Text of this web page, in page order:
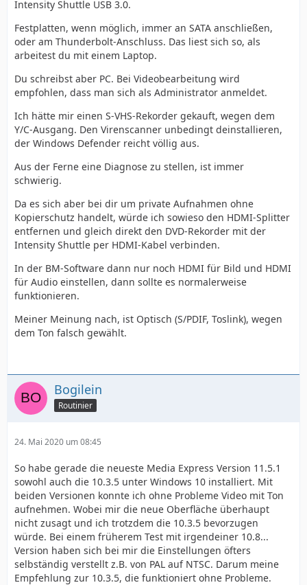
Intensity Shuttle USB 3.0.
Festplatten, wenn möglich, immer an SATA anschließen,
oder am Thunderbolt-Anschluss. Das liest sich so, als
arbeitest du mit einem Laptop.
Du schreibst aber PC. Bei Videobearbeitung wird
empfohlen, dass man sich als Administrator anmeldet.
Ich hätte mir einen S-VHS-Rekorder gekauft, wegen dem
Y/C-Ausgang. Den Virenscanner unbedingt deinstallieren,
der Windows Defender reicht völlig aus.
Aus der Ferne eine Diagnose zu stellen, ist immer
schwierig.
Da es sich aber bei dir um private Aufnahmen ohne
Kopierschutz handelt, würde ich sowieso den HDMI-Splitter
entfernen und gleich direkt den DVD-Rekorder mit der
Intensity Shuttle per HDMI-Kabel verbinden.
In der BM-Software dann nur noch HDMI für Bild und HDMI
für Audio einstellen, dann sollte es normalerweise
funktionieren.
Meiner Meinung nach, ist Optisch (S/PDIF, Toslink), wegen
dem Ton falsch gewählt.
Bogilein
Routinier
24. Mai 2020 um 08:45
So habe gerade die neueste Media Express Version 11.5.1
sowohl auch die 10.3.5 unter Windows 10 installiert. Mit
beiden Versionen konnte ich ohne Probleme Video mit Ton
aufnehmen. Wobei mir die neue Oberfläche überhaupt
nicht zusagt und ich trotzdem die 10.3.5 bevorzugen
würde. Bei einem früherem Test mit irgendeiner 10.8...
Version haben sich bei mir die Einstellungen öfters
selbständig verstellt z.B. von PAL auf NTSC. Darum meine
Empfehlung zur 10.3.5, die funktioniert ohne Probleme.